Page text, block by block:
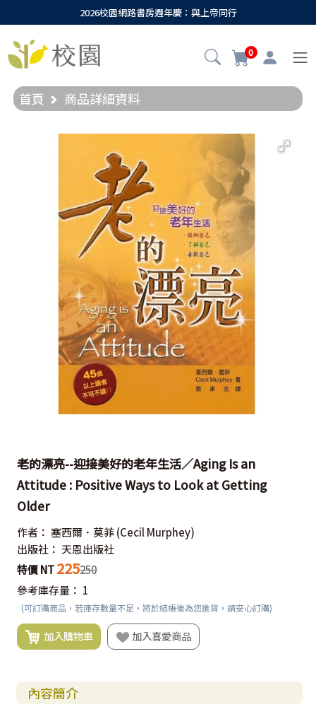
2026校園網路書房週年慶：與上帝同行
0
首頁 商品詳細資料
老的漂亮--迎接美好的老年生活／Aging Is an
Attitude : Positive Ways to Look at Getting
Older
作者： 塞西爾．莫菲 (Cecil Murphey)
出版社： 天恩出版社
特價 NT 225250
參考庫存量： 1
(可訂購商品，若庫存數量不足，將於結帳後為您進貨，請安心訂購)
加入購物車 加入喜愛商品
內容簡介